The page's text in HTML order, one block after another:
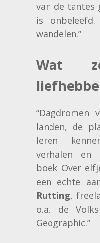
van de tantes
is
wandelen.”
Wat
“Dagdromen
landen, de
leren
verhalen en
boek Over
een echte
Rutting,
o.a. de
Geographic.”